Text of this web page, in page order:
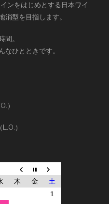
ンをはじめとする日本ワイ
消型を目指します。
間。
なひとときです。
）
）
木 金
土
1